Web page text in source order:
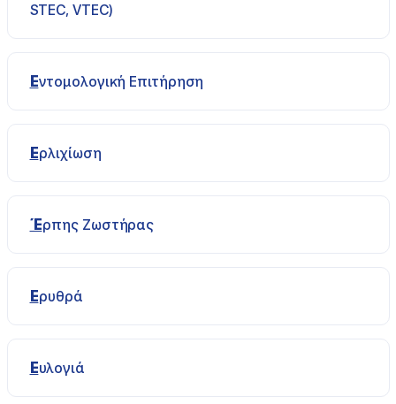
STEC, VTEC)
Εντομολογική Επιτήρηση
Ερλιχίωση
Έρπης Ζωστήρας
Ερυθρά
Ευλογιά